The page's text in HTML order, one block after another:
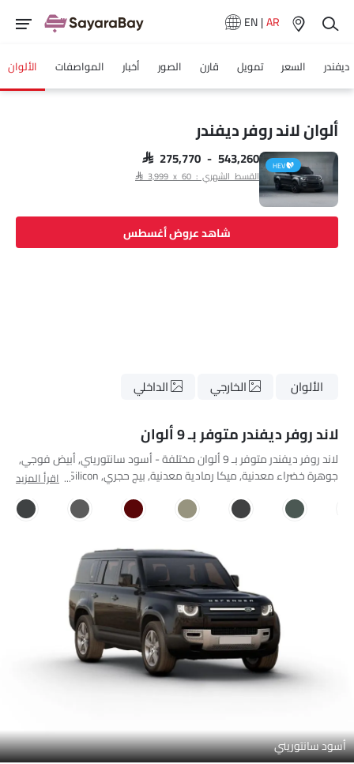
EN|AR
ديفندر السعر تمويل قارن الصور أخبار المواصفات الألوان
ألوان لاند روفر ديفندر
HEV
SAR 275,770 - 543,260
القسط الشهري : SAR 3,999 x 60
شاهد عروض أغسطس
الألوان الخارجي الداخلي
لاند روفر ديفندر متوفر بـ 9 ألوان
لاند روفر ديفندر متوفر بـ 9 ألوان مختلفة - أسود سانتوريني, أبيض فوجي,
جوهرة خضراء معدنية, ميكا رمادية معدنية, بيج حجري, Shiny Red, Silicon
اقرأ المزيد
أسود سانتوريني